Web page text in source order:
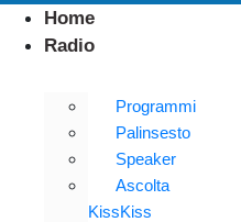
Home
Radio
Programmi
Palinsesto
Speaker
Ascolta
KissKiss